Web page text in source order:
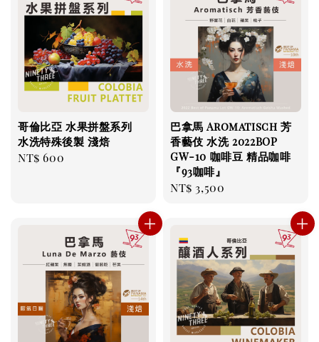
哥倫比亞 水果拼盤系列
水洗特殊後製 淺焙
Regular
NT$ 600
巴拿馬 Aromatisch 芳
香藝伎 水洗 2022BOP
GW-10 咖啡豆 精品咖啡
『93咖啡』
Regular
NT$ 3,500